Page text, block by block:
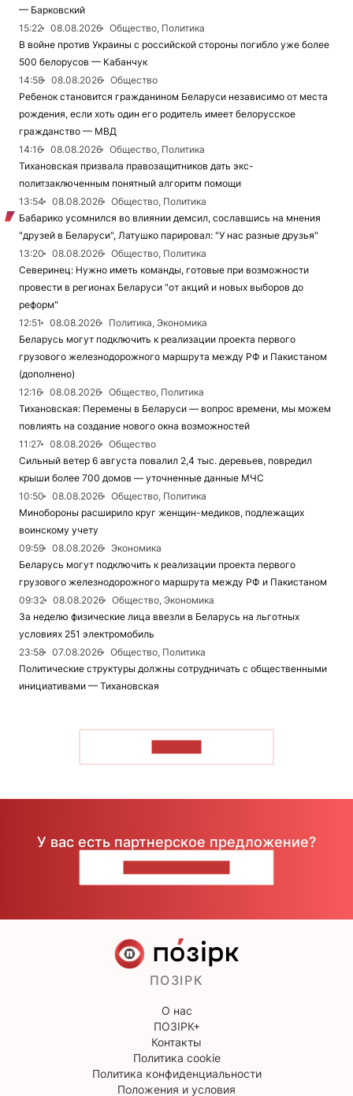
— Барковский
15:22
08.08.2026
Общество, Политика
В войне против Украины с российской стороны погибло уже более
500 белорусов — Кабанчук
14:58
08.08.2026
Общество
Ребенок становится гражданином Беларуси независимо от места
рождения, если хоть один его родитель имеет белорусское
гражданство — МВД
14:16
08.08.2026
Общество, Политика
Тихановская призвала правозащитников дать экс-
политзаключенным понятный алгоритм помощи
13:54
08.08.2026
Общество, Политика
Бабарико усомнился во влиянии демсил, сославшись на мнения
"друзей в Беларуси", Латушко парировал: "У нас разные друзья"
13:20
08.08.2026
Общество, Политика
Северинец: Нужно иметь команды, готовые при возможности
провести в регионах Беларуси "от акций и новых выборов до
реформ"
12:51
08.08.2026
Политика, Экономика
Беларусь могут подключить к реализации проекта первого
грузового железнодорожного маршрута между РФ и Пакистаном
(дополнено)
12:16
08.08.2026
Общество, Политика
Тихановская: Перемены в Беларуси — вопрос времени, мы можем
повлиять на создание нового окна возможностей
11:27
08.08.2026
Общество
Сильный ветер 6 августа повалил 2,4 тыс. деревьев, повредил
крыши более 700 домов — уточненные данные МЧС
10:50
08.08.2026
Общество, Политика
Минобороны расширило круг женщин-медиков, подлежащих
воинскому учету
09:59
08.08.2026
Экономика
Беларусь могут подключить к реализации проекта первого
грузового железнодорожного маршрута между РФ и Пакистаном
09:32
08.08.2026
Общество, Экономика
За неделю физические лица ввезли в Беларусь на льготных
условиях 251 электромобиль
23:58
07.08.2026
Общество, Политика
Политические структуры должны сотрудничать с общественными
инициативами — Тихановская
У вас есть партнерское предложение?
ПОЗІРК
О нас
ПОЗІРК+
Контакты
Политика cookie
Политика конфиденциальности
Положения и условия